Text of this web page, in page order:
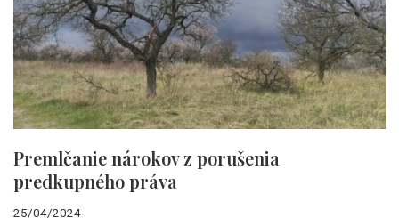
Premlčanie nárokov z porušenia
predkupného práva
25/04/2024